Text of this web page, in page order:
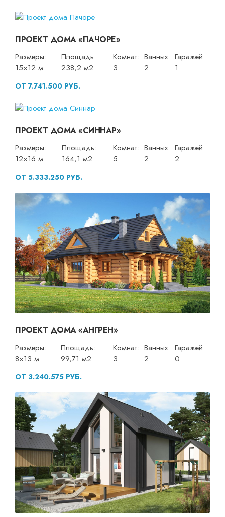
ПРОЕКТ ДОМА «ПАЧОРЕ»
Размеры:
15×12 м
Площадь:
238,2 м2
Комнат:
3
Ванных:
2
Гаражей:
1
ОТ 7.741.500 РУБ.
ПРОЕКТ ДОМА «СИННАР»
Размеры:
12×16 м
Площадь:
164,1 м2
Комнат:
5
Ванных:
2
Гаражей:
2
ОТ 5.333.250 РУБ.
ПРОЕКТ ДОМА «АНГРЕН»
Размеры:
8×13 м
Площадь:
99,71 м2
Комнат:
3
Ванных:
2
Гаражей:
0
ОТ 3.240.575 РУБ.